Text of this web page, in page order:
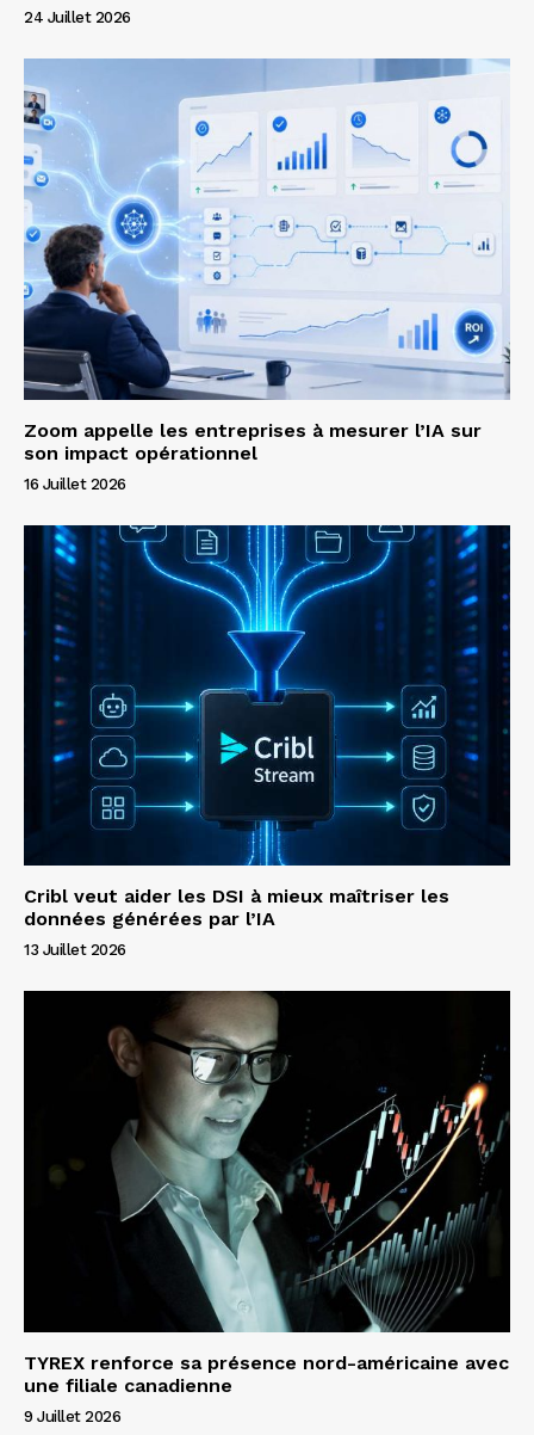
24 Juillet 2026
Zoom appelle les entreprises à mesurer l’IA sur
son impact opérationnel
16 Juillet 2026
Cribl veut aider les DSI à mieux maîtriser les
données générées par l’IA
13 Juillet 2026
TYREX renforce sa présence nord-américaine avec
une filiale canadienne
9 Juillet 2026